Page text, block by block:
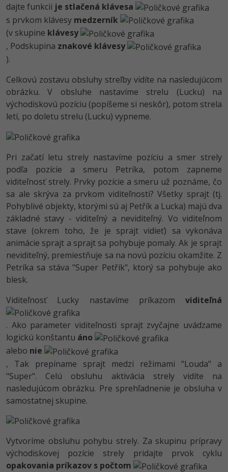
dajte funkcii je stlačená klávesa
s prvkom klávesy medzerník
(v skupine klávesy
, Podskupina znakové klávesy
).
Celkovú zostavu obsluhy streľby vidíte na nasledujúcom
obrázku. V obsluhe nastavíme strelu (Lucku) na
východiskovú pozíciu (popíšeme si neskôr), potom strela
letí, po doletu strelu (Lucku) vypneme.
Pri začatí letu strely nastavíme pozíciu a smer strely
podľa pozície a smeru Petríka, potom zapneme
viditeľnosť strely. Prvky pozície a smeru už poznáme, čo
sa ale skrýva za prvkom viditeľnosti? Všetky sprajt (tj.
Pohyblivé objekty, ktorými sú aj Petřík a Lucka) majú dva
základné stavy - viditeľný a neviditeľný. Vo viditeľnom
stave (okrem toho, že je sprajt vidieť) sa vykonáva
animácie sprajt a sprajt sa pohybuje pomaly. Ak je sprajt
neviditeľný, premiestňuje sa na novú pozíciu okamžite. Z
Petríka sa stáva "Super Petřík", ktorý sa pohybuje ako
blesk.
Viditeľnosť Lucky nastavíme príkazom viditeľná
. Ako parameter viditeľnosti sprajt zvyčajne uvádzame
logickú konštantu áno
alebo nie
, Tak prepíname sprajt medzi režimami "Louda" a
"Super". Celú obsluhu aktivácia strely vidíte na
nasledujúcom obrázku. Pre sprehľadnenie je obsluha v
samostatnej skupine.
Vytvoríme obsluhu pohybu strely. Za skupinu prípravy
východiskovej pozície strely pridajte prvok cyklu
opakovania príkazov s počtom